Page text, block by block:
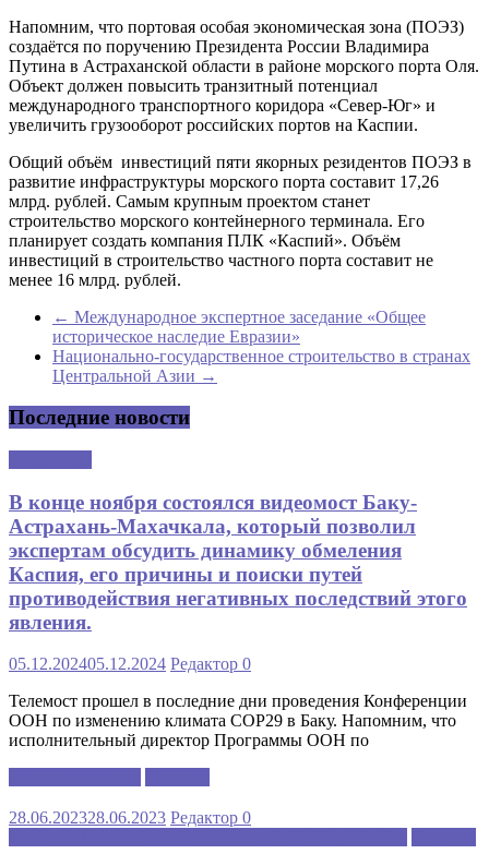
Напомним, что портовая особая экономическая зона (ПОЭЗ)
создаётся по поручению Президента России Владимира
Путина в Астраханской области в районе морского порта Оля.
Объект должен повысить транзитный потенциал
международного транспортного коридора «Север-Юг» и
увеличить грузооборот российских портов на Каспии.
Общий объём инвестиций пяти якорных резидентов ПОЭЗ в
развитие инфраструктуры морского порта составит 17,26
млрд. рублей. Самым крупным проектом станет
строительство морского контейнерного терминала. Его
планирует создать компания ПЛК «Каспий». Объём
инвестиций в строительство частного порта составит не
менее 16 млрд. рублей.
← Международное экспертное заседание «Общее
историческое наследие Евразии»
Национально-государственное строительство в странах
Центральной Азии →
Последние новости
В конце ноября состоялся видеомост Баку-
Астрахань-Махачкала, который позволил
экспертам обсудить динамику обмеления
Каспия, его причины и поиски путей
противодействия негативных последствий этого
явления.
05.12.202405.12.2024 Редактор 0
Телемост прошел в последние дни проведения Конференции
ООН по изменению климата COP29 в Баку. Напомним, что
исполнительный директор Программы ООН по
28.06.202328.06.2023 Редактор 0